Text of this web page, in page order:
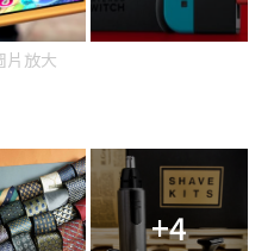
片放大
+4